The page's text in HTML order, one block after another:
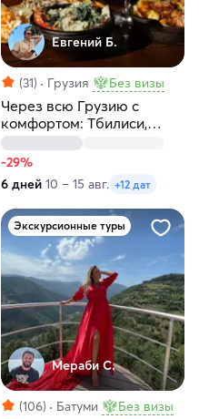
Евгений Б.
(31) Грузия Без визы
Через всю Грузию с
комфортом: Тбилиси,
Батуми и Кахетия
-29%
6 дней 10 – 15 авг. +12 дат
Экскурсионные туры
Мераби С.
(106) Батуми Без визы